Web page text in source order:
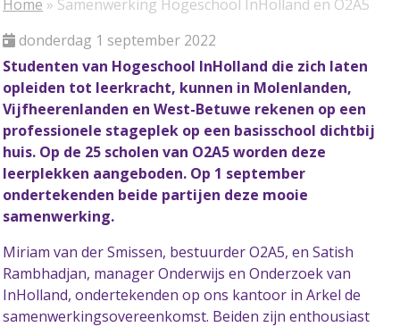
Home » Samenwerking Hogeschool InHolland en O2A5
donderdag 1 september 2022
Studenten van Hogeschool InHolland die zich laten
opleiden tot leerkracht, kunnen in Molenlanden,
Vijfheerenlanden en West-Betuwe rekenen op een
professionele stageplek op een basisschool dichtbij
huis. Op de 25 scholen van O2A5 worden deze
leerplekken aangeboden. Op 1 september
ondertekenden beide partijen deze mooie
samenwerking.
Miriam van der Smissen, bestuurder O2A5, en Satish
Rambhadjan, manager Onderwijs en Onderzoek van
InHolland, ondertekenden op ons kantoor in Arkel de
samenwerkingsovereenkomst. Beiden zijn enthousiast